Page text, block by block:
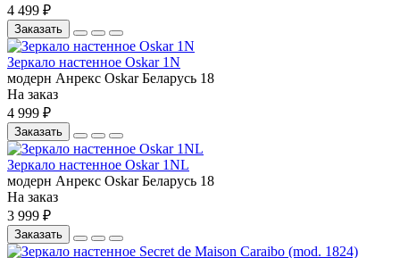
4 499 ₽
Заказать
Зеркало настенное Oskar 1N
модерн Анрекс Oskar Беларусь 18
На заказ
4 999 ₽
Заказать
Зеркало настенное Oskar 1NL
модерн Анрекс Oskar Беларусь 18
На заказ
3 999 ₽
Заказать